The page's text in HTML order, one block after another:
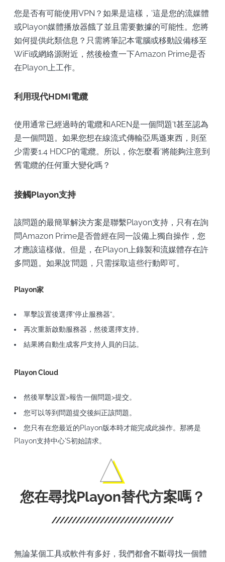
您是否有可能使用VPN？如果是這樣，'這是您的流媒體
或Playon媒體播放器餓了並且需要數據的可能性。您將
如何提供此類信息？只需將筆記本電腦或移動設備移至
WiFi或網絡源附近，然後檢查一下Amazon Prime是否
在Playon上工作。
利用現代HDMI電纜
使用通常已經過時的電纜和AREN是一個問題't甚至認為
是一個問題。如果您想在線流式傳輸亞馬遜東西，則至
少需要1.4 HDCP的電纜。所以，你怎麼看'將能夠注意到
舊電纜的任何重大變化嗎？
接觸Playon支持
該問題的最簡單解決方案是聯繫Playon支持，只有在詢
問Amazon Prime是否曾經在同一設備上獨自操作，您
才應該這樣做。但是，在Playon上錄製和流媒體存在許
多問題。如果說'問題，只需採取這些行動即可。
Playon家
單擊設置後選擇“停止服務器”。
再次重新啟動服務器，然後選擇支持。
結果將自動生成客戶支持人員的日誌。
Playon Cloud
然後單擊設置>報告一個問題>提交。
您可以等到問題提交後糾正該問題。
您只有在您最近的Playon版本時才能完成此操作。那將是
Playon支持中心'S初始請求。
您在尋找Playon替代方案嗎？
無論某個工具或軟件有多好，我們都會不斷尋找一個體